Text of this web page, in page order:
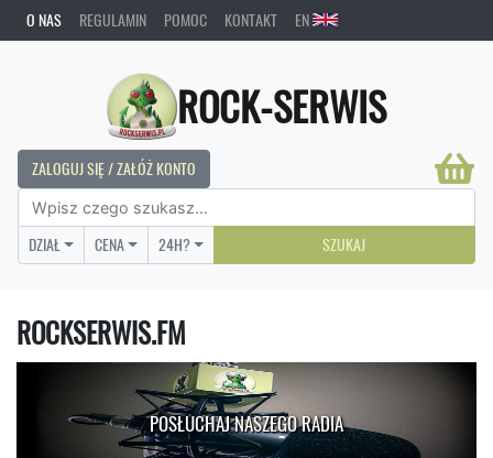
O NAS REGULAMIN POMOC KONTAKT EN
ROCK-SERWIS
ZALOGUJ SIĘ / ZAŁÓŻ KONTO
DZIAŁ CENA 24H? SZUKAJ
ROCKSERWIS.FM
POSŁUCHAJ NASZEGO RADIA